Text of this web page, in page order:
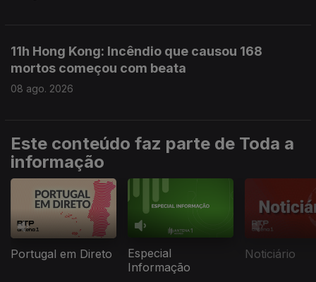
11h Hong Kong: Incêndio que causou 168
mortos começou com beata
08 ago. 2026
Este conteúdo faz parte de Toda a
informação
Portugal em Direto
Especial
Informação
Noticiário